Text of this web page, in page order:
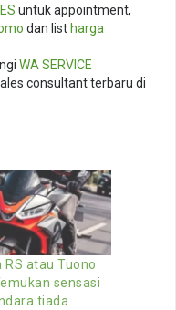
untuk appointment,
dan list harga
WA SERVICE
consultant terbaru di
RS atau Tuono
sensasi
tiada